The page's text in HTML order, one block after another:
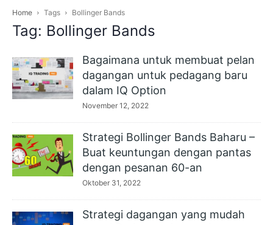
Home Tags Bollinger Bands
Tag: Bollinger Bands
Bagaimana untuk membuat pelan
dagangan untuk pedagang baru
dalam IQ Option
November 12, 2022
Strategi Bollinger Bands Baharu –
Buat keuntungan dengan pantas
dengan pesanan 60-an
Oktober 31, 2022
Strategi dagangan yang mudah